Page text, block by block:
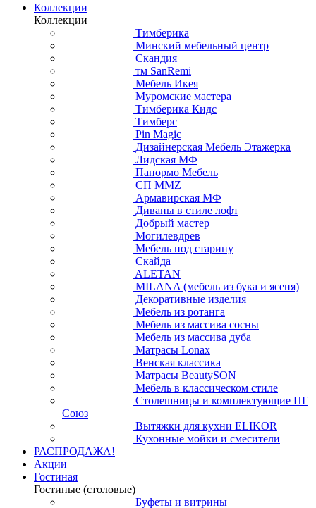
Коллекции
Коллекции
Тимберика
Минский мебельный центр
Скандия
тм SanRemi
Мебель Икея
Муромские мастера
Тимберика Кидс
Тимберс
Pin Magic
Дизайнерская Мебель Этажерка
Лидская МФ
Панормо Мебель
СП ММZ
Армавирская МФ
Диваны в стиле лофт
Добрый мастер
Могилевдрев
Мебель под старину
Скайда
ALETAN
MILANA (мебель из бука и ясеня)
Декоративные изделия
Мебель из ротанга
Мебель из массива сосны
Мебель из массива дуба
Матрасы Lonax
Венская классика
Матрасы BeautySON
Мебель в классическом стиле
Столешницы и комплектующие ПГ
Союз
Вытяжки для кухни ELIKOR
Кухонные мойки и смесители
РАСПРОДАЖА!
Акции
Гостиная
Гостиные (столовые)
Буфеты и витрины